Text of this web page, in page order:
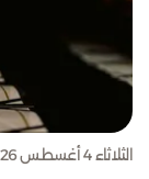
الثلاثاء 4 أغسطس 2026